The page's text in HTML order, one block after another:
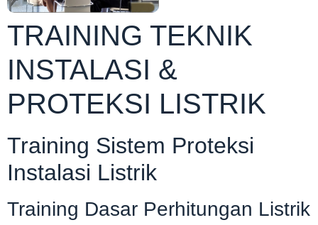
TRAINING TEKNIK
INSTALASI &
PROTEKSI LISTRIK
Training Sistem Proteksi
Instalasi Listrik
Training Dasar Perhitungan Listrik